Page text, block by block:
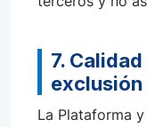
7.
La Plataforma